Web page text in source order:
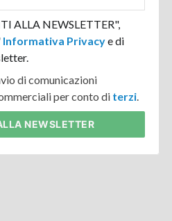
ALLA NEWSLETTER",
Informativa Privacye di
di comunicazioni
per conto di terzi.
NEWSLETTER